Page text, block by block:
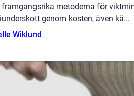
metoderna för
genom kosten, även kä...
Wiklund